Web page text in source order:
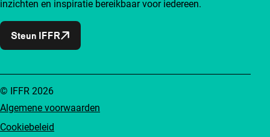
inzichten en inspiratie bereikbaar voor iedereen.
Steun IFFR
Algemene voorwaarden
Cookiebeleid
© IFFR 2026